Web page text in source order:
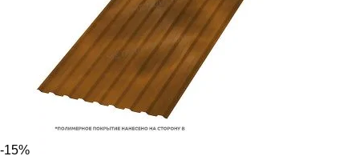
-15%